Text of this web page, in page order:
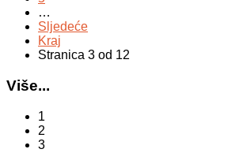
…
Sljedeće
Kraj
Stranica 3 od 12
Više...
1
2
3